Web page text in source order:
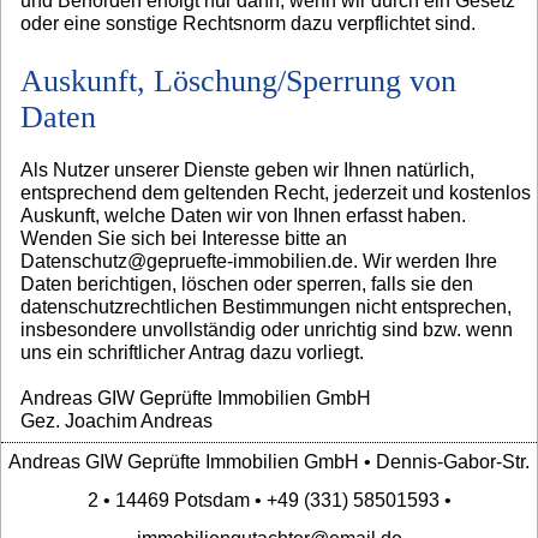
oder eine sonstige Rechtsnorm dazu verpflichtet sind.
Auskunft, Löschung/Sperrung von
Daten
Als Nutzer unserer Dienste geben wir Ihnen natürlich,
entsprechend dem geltenden Recht, jederzeit und kostenlos
Auskunft, welche Daten wir von Ihnen erfasst haben.
Wenden Sie sich bei Interesse bitte an
Datenschutz@gepruefte-immobilien.de. Wir werden Ihre
Daten berichtigen, löschen oder sperren, falls sie den
datenschutzrechtlichen Bestimmungen nicht entsprechen,
insbesondere unvollständig oder unrichtig sind bzw. wenn
uns ein schriftlicher Antrag dazu vorliegt.
Andreas GIW Geprüfte Immobilien GmbH
Gez. Joachim Andreas
Andreas GIW Geprüfte Immobilien GmbH • Dennis-Gabor-Str.
2 • 14469 Potsdam • +49 (331) 58501593 •